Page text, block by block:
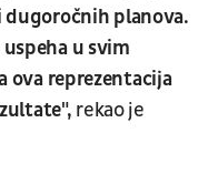
dugoročnih planova.
u svim
ova reprezentacija
rekao je